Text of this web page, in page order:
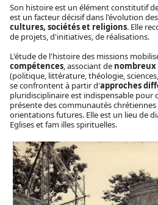
Son histoire est un élément constitutif
est un facteur décisif dans l'évolution des
cultures, sociétés et religions. Elle
de projets, d'initiatives, de réalisations.
L'étude de l'histoire des missions
compétences , associant de nombreux
(politique, littérature, théologie,
se confrontent à partir d'approches
pluridisciplinaire est indispensable pour
présente des communautés
orientations futures. Elle est un lieu de
Eglises et fam illes spirituelles.